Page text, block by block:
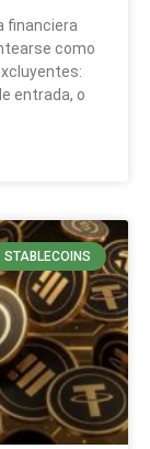
financiera
como
entrada, o
STABLECOINS